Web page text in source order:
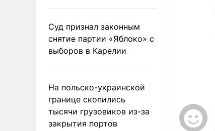
Суд признал законным
снятие партии «Яблоко» с
выборов в Карелии
На польско-украинской
границе скопились
тысячи грузовиков из-за
закрытия портов